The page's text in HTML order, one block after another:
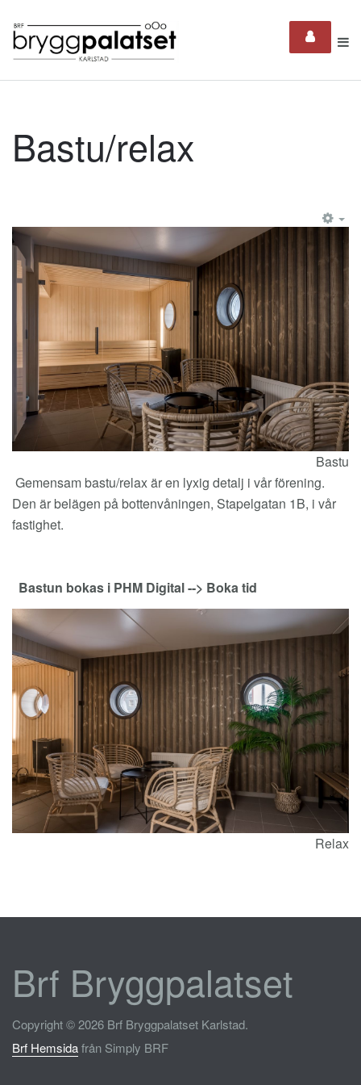
Bastu/relax
Bastu
Gemensam bastu/relax är en lyxig detalj i vår förening.
Den är belägen på bottenvåningen, Stapelgatan 1B, i vår
fastighet.
Bastun bokas i PHM Digital --> Boka tid
Relax
Brf Bryggpalatset
Copyright © 2026 Brf Bryggpalatset Karlstad.
Brf Hemsidafrån Simply BRF